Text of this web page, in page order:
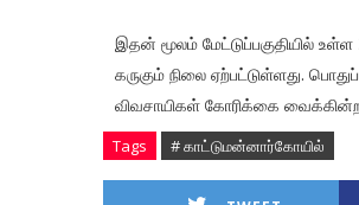
இதன் மூலம் மேட்டுப்பகுதியில்
கருகும் நிலை ஏற்பட்டுள்ளது.
விவசாயிகள் கோரிக்கை
Tags # காட்டுமன்னார்கோயில்